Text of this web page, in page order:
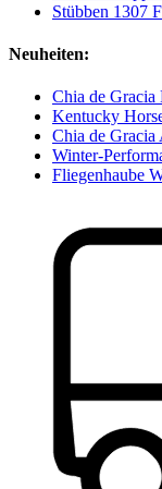
Stübben 1307
Neuheiten:
Chia de
Kentucky
Chia de
Winter-
Fliegenhaube